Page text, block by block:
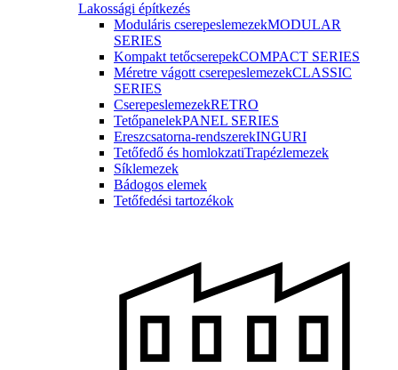
Lakossági építkezés
Moduláris cserepeslemezekMODULAR
SERIES
Kompakt tetőcserepekCOMPACT SERIES
Méretre vágott cserepeslemezekCLASSIC
SERIES
CserepeslemezekRETRO
TetőpanelekPANEL SERIES
Ereszcsatorna-rendszerekINGURI
Tetőfedő és homlokzatiTrapézlemezek
Síklemezek
Bádogos elemek
Tetőfedési tartozékok